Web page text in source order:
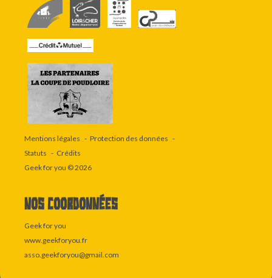
Mentions légales
Protection des données
Statuts
Crédits
Geek for you © 2026
Nos coordonnées
Geek for you
www.geekforyou.fr
asso.geekforyou@gmail.com